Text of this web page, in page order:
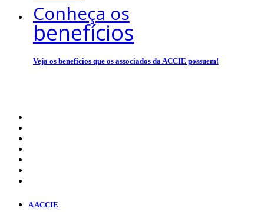
Conheça os
benefícios
Veja os benefícios que os associados da ACCIE possuem!
A ACCIE